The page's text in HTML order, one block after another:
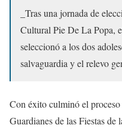
_Tras una jornada de
Cultural Pie De La Popa,
seleccionó a los dos
salvaguardia y el relevo
Con éxito culminó el
Guardianes de las Fiestas de